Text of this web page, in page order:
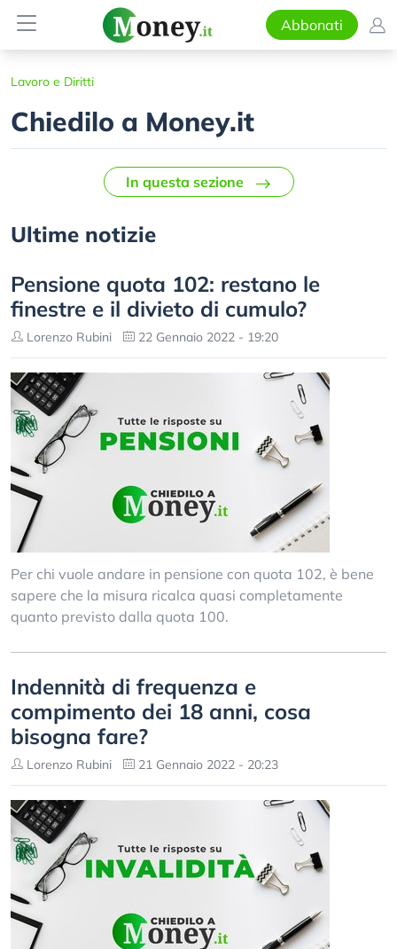
Abbonati
Lavoro e Diritti
Chiedilo a Money.it
In questa sezione
Ultime notizie
Pensione quota 102: restano le
finestre e il divieto di cumulo?
Lorenzo Rubini 22 Gennaio 2022 - 19:20
Per chi vuole andare in pensione con quota 102, è bene
sapere che la misura ricalca quasi completamente
quanto previsto dalla quota 100.
Indennità di frequenza e
compimento dei 18 anni, cosa
bisogna fare?
Lorenzo Rubini 21 Gennaio 2022 - 20:23